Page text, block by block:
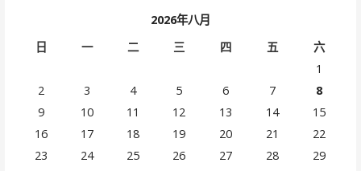
2026年八月
日
一 二 三 四 五
六
1
2
3 4 5 6 7
8
9
10 11 12 13 14
15
16
17 18 19 20 21
22
23
24 25 26 27 28
29